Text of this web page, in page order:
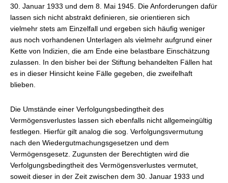
30. Januar 1933 und dem 8. Mai 1945. Die Anforderungen dafür
lassen sich nicht abstrakt definieren, sie orientieren sich
vielmehr stets am Einzelfall und ergeben sich häufig weniger
aus noch vorhandenen Unterlagen als vielmehr aufgrund einer
Kette von Indizien, die am Ende eine belastbare Einschätzung
zulassen. In den bisher bei der Stiftung behandelten Fällen hat
es in dieser Hinsicht keine Fälle gegeben, die zweifelhaft
blieben.
Die Umstände einer Verfolgungsbedingtheit des
Vermögensverlustes lassen sich ebenfalls nicht allgemeingültig
festlegen. Hierfür gilt analog die sog. Verfolgungsvermutung
nach den Wiedergutmachungsgesetzen und dem
Vermögensgesetz. Zugunsten der Berechtigten wird die
Verfolgungsbedingtheit des Vermögensverlustes vermutet,
soweit dieser in der Zeit zwischen dem 30. Januar 1933 und